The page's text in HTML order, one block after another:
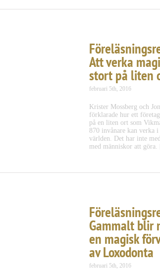
Att verka
stort på liten
februari 5th, 2016
Krister Mossberg och
förklarade hur ett
på en liten ort som
870 invånare kan verka
världen. Det har inte
med människor att
Gammalt blir
en magisk
av Loxodonta
februari 5th, 2016